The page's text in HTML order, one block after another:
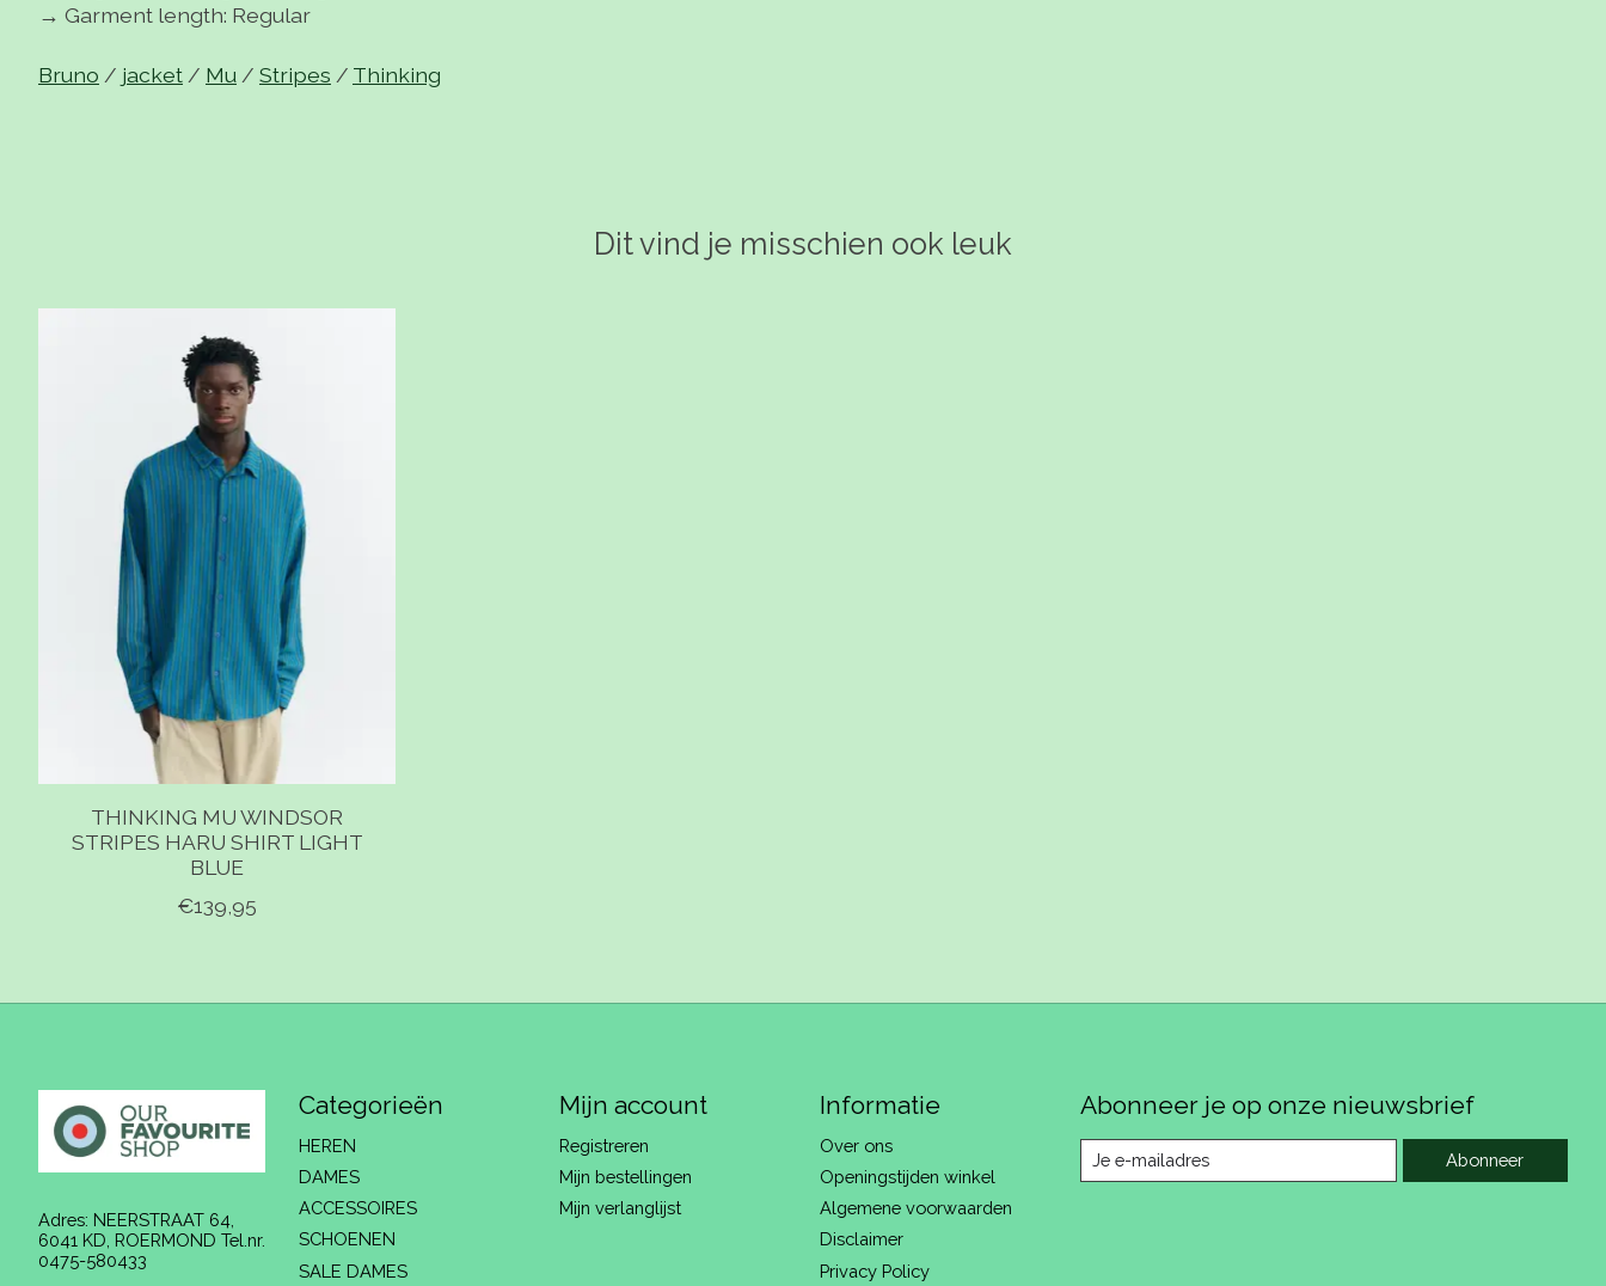
→ Garment length: Regular
Bruno / jacket / Mu / Stripes / Thinking
Dit vind je misschien ook leuk
THINKING MU WINDSOR
STRIPES HARU SHIRT LIGHT
BLUE
€139,95
Adres: NEERSTRAAT 64,
6041 KD, ROERMOND Tel.nr.
0475-580433
Categorieën
HEREN
DAMES
ACCESSOIRES
SCHOENEN
SALE DAMES
Mijn account
Registreren
Mijn bestellingen
Mijn verlanglijst
Informatie
Over ons
Openingstijden winkel
Algemene voorwaarden
Disclaimer
Privacy Policy
Abonneer je op onze nieuwsbrief
Abonneer